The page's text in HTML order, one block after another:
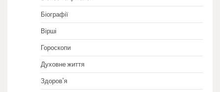
Біографії
Вірші
Гороскопи
Духовне життя
Здоров'я